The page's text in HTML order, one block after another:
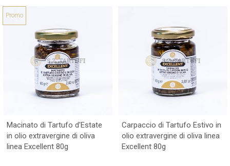
Promo
Macinato di Tartufo d'Estate
in olio extravergine di oliva
linea Excellent 80g
Carpaccio di Tartufo Estivo in
olio extravergine di oliva linea
Excellent 80g